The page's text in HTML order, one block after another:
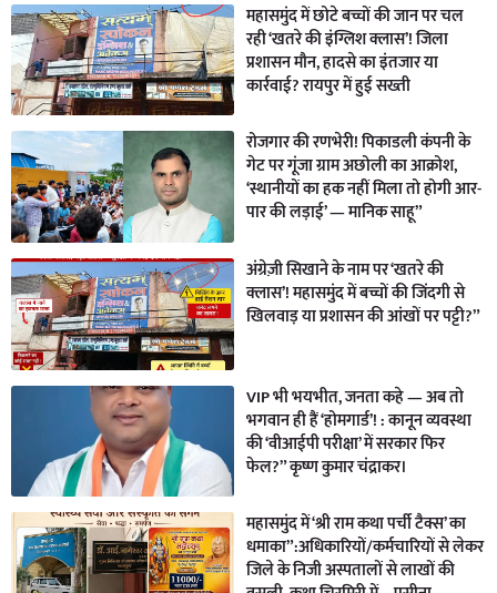
महासमुंद में छोटे बच्चों की जान पर चल
रही ‘खतरे की इंग्लिश क्लास’! जिला
प्रशासन मौन, हादसे का इंतजार या
कार्रवाई? रायपुर में हुई सख्ती
रोजगार की रणभेरी! पिकाडली कंपनी के
गेट पर गूंजा ग्राम अछोली का आक्रोश,
‘स्थानीयों का हक नहीं मिला तो होगी आर-
पार की लड़ाई’ — मानिक साहू”
अंग्रेज़ी सिखाने के नाम पर ‘खतरे की
क्लास’! महासमुंद में बच्चों की जिंदगी से
खिलवाड़ या प्रशासन की आंखों पर पट्टी?”
VIP भी भयभीत, जनता कहे — अब तो
भगवान ही हैं ‘होमगार्ड’! : कानून व्यवस्था
की ‘वीआईपी परीक्षा’ में सरकार फिर
फेल?” कृष्ण कुमार चंद्राकर।
महासमुंद में ‘श्री राम कथा पर्ची टैक्स’ का
धमाका”:अधिकारियों/कर्मचारियों से लेकर
जिले के निजी अस्पतालों से लाखों की